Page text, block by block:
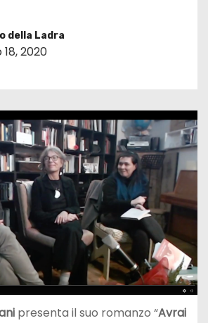
della Ladra
18, 2020
presenta il suo romanzo “Avrai